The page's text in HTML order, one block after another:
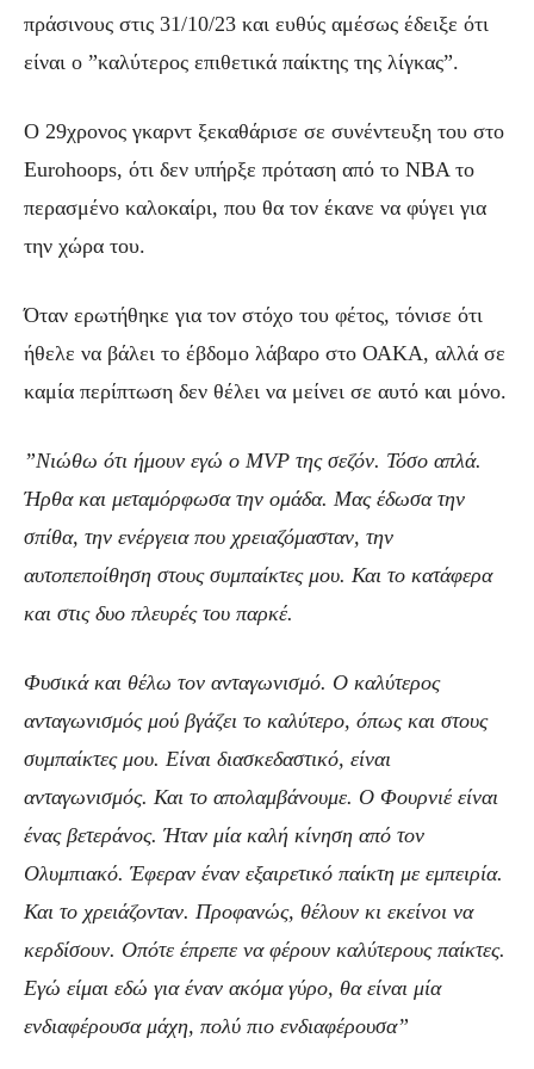
πράσινους στις 31/10/23 και ευθύς αμέσως έδειξε ότι
είναι ο ”καλύτερος επιθετικά παίκτης της λίγκας”.
Ο 29χρονος γκαρντ ξεκαθάρισε σε συνέντευξη του στο
Eurohoops, ότι δεν υπήρξε πρόταση από το ΝΒΑ το
περασμένο καλοκαίρι, που θα τον έκανε να φύγει για
την χώρα του.
Όταν ερωτήθηκε για τον στόχο του φέτος, τόνισε ότι
ήθελε να βάλει το έβδομο λάβαρο στο ΟΑΚΑ, αλλά σε
καμία περίπτωση δεν θέλει να μείνει σε αυτό και μόνο.
”Νιώθω ότι ήμουν εγώ ο MVP της σεζόν. Τόσο απλά.
Ήρθα και μεταμόρφωσα την ομάδα. Μας έδωσα την
σπίθα, την ενέργεια που χρειαζόμασταν, την
αυτοπεποίθηση στους συμπαίκτες μου. Και το κατάφερα
και στις δυο πλευρές του παρκέ.
Φυσικά και θέλω τον ανταγωνισμό. Ο καλύτερος
ανταγωνισμός μού βγάζει το καλύτερο, όπως και στους
συμπαίκτες μου. Είναι διασκεδαστικό, είναι
ανταγωνισμός. Και το απολαμβάνουμε. Ο Φουρνιέ είναι
ένας βετεράνος. Ήταν μία καλή κίνηση από τον
Ολυμπιακό. Έφεραν έναν εξαιρετικό παίκτη με εμπειρία.
Και το χρειάζονταν. Προφανώς, θέλουν κι εκείνοι να
κερδίσουν. Οπότε έπρεπε να φέρουν καλύτερους παίκτες.
Εγώ είμαι εδώ για έναν ακόμα γύρο, θα είναι μία
ενδιαφέρουσα μάχη, πολύ πιο ενδιαφέρουσα”